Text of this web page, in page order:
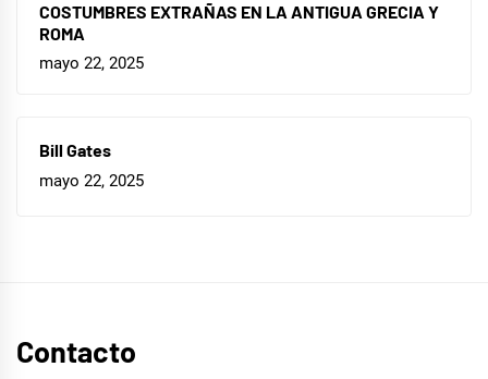
COSTUMBRES EXTRAÑAS EN LA ANTIGUA GRECIA Y
ROMA
mayo 22, 2025
Bill Gates
mayo 22, 2025
Contacto